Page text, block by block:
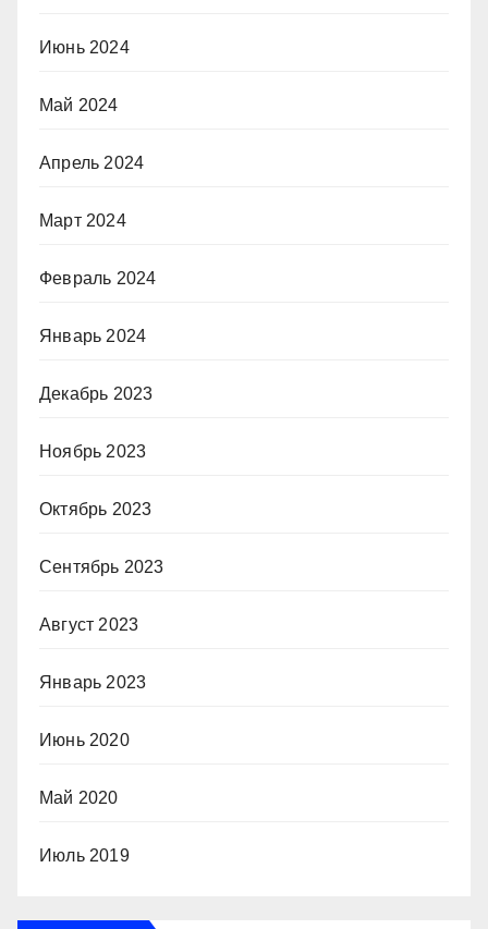
Июнь 2024
Май 2024
Апрель 2024
Март 2024
Февраль 2024
Январь 2024
Декабрь 2023
Ноябрь 2023
Октябрь 2023
Сентябрь 2023
Август 2023
Январь 2023
Июнь 2020
Май 2020
Июль 2019